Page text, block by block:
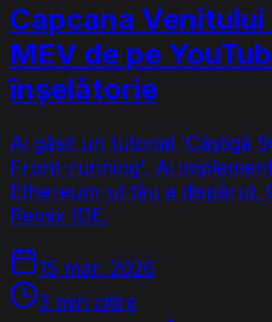
Capcana
MEV de pe
înșelătorie
Ai găsit un tutorial 'Câștigă
Front-running'. Ai
Ethereum-ul tău a dispărut.
Remix IDE.
15 mar. 2026
3 min citire